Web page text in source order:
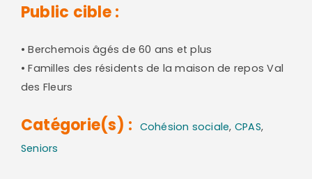
Public cible :
• Berchemois âgés de 60 ans et plus
• Familles des résidents de la maison de repos Val
des Fleurs
Catégorie(s) : Cohésion sociale, CPAS,
Seniors